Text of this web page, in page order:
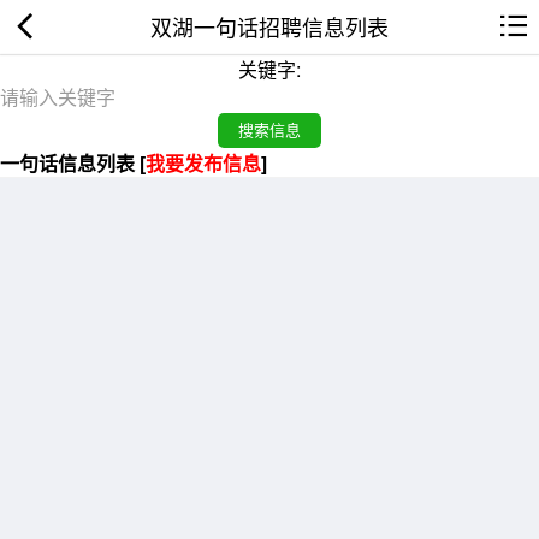
双湖一句话招聘信息列表
关键字:
一句话信息列表 [我要发布信息]